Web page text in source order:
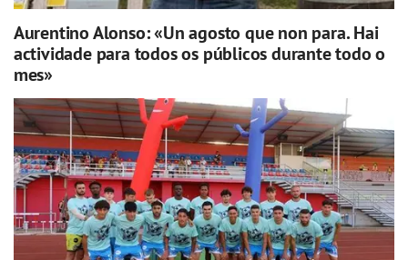
Aurentino Alonso: «Un agosto que non para. Hai
actividade para todos os públicos durante todo o
mes»